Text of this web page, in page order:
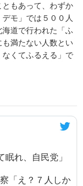
もあって、わずか
モ」では５００人
道で行われた「ふ
満たない人数とい
くてふるえる」で
れ、自民党」
「え？７人しか